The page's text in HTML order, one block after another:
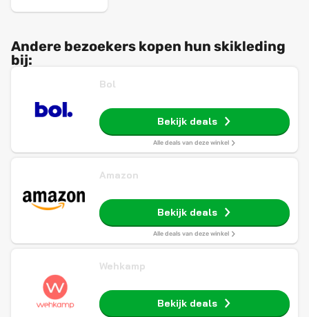
Andere bezoekers kopen hun skikleding
bij:
Bol
Bekijk deals
Alle deals van deze winkel
Amazon
Bekijk deals
Alle deals van deze winkel
Wehkamp
Bekijk deals